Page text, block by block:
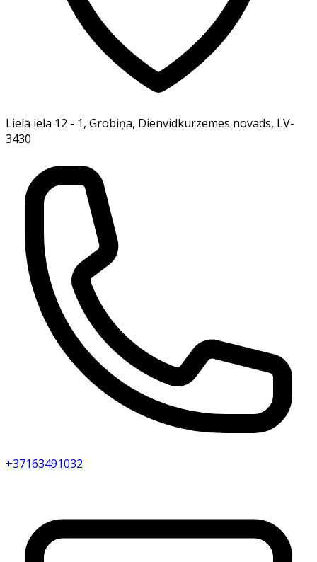
Lielā iela 12 - 1, Grobiņa, Dienvidkurzemes novads, LV-
3430
+37163491032